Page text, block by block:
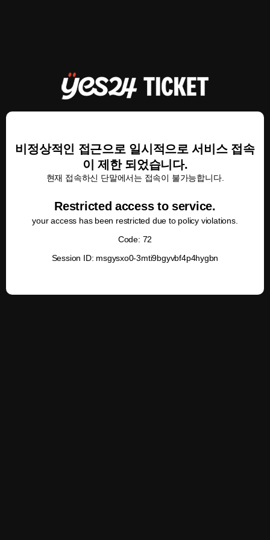
비정상적인 접근으로 일시적으로 서비스 접속
이 제한 되었습니다.
현재 접속하신 단말에서는 접속이 불가능합니다.
Restricted access to service.
your access has been restricted due to policy violations.
Code: 72
Session ID: msgysxo0-3mti9bgyvbf4p4hygbn